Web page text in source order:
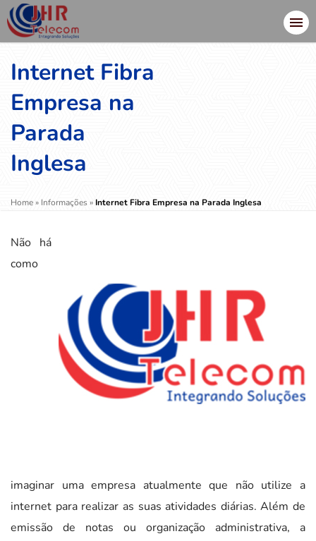
Internet Fibra
Empresa na
Parada
Inglesa
Home» Informações» Internet Fibra Empresa na Parada Inglesa
Não há
como
imaginar uma empresa atualmente que não utilize a
internet para realizar as suas atividades diárias. Além de
emissão de notas ou organização administrativa, a